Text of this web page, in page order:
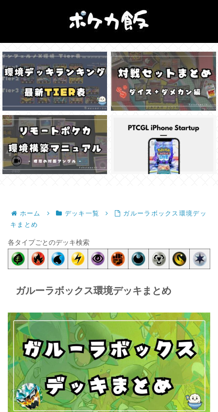
ホーム デッキ一覧
ガルーラボックス環境デッ
キまとめ
各タイプごとのデッキ検索
ガルーラボックス環境デッキまとめ